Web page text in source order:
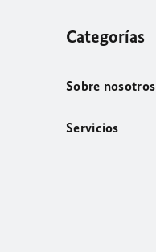
Categorías
Sobre nosotros
Servicios